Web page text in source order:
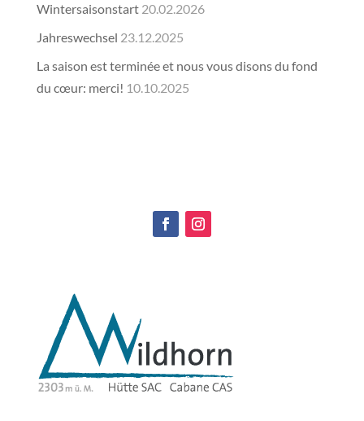
Wintersaisonstart 20.02.2026
Jahreswechsel 23.12.2025
La saison est terminée et nous vous disons du fond
du cœur: merci! 10.10.2025